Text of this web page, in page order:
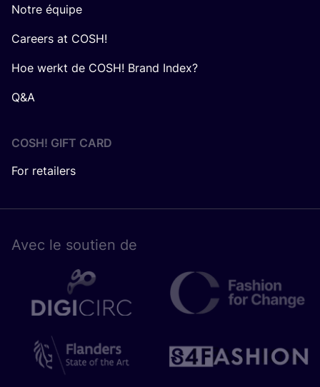
Notre équipe
Careers at COSH!
Hoe werkt de COSH! Brand Index?
Q&A
COSH! GIFT CARD
For retailers
Avec le sou­tien de